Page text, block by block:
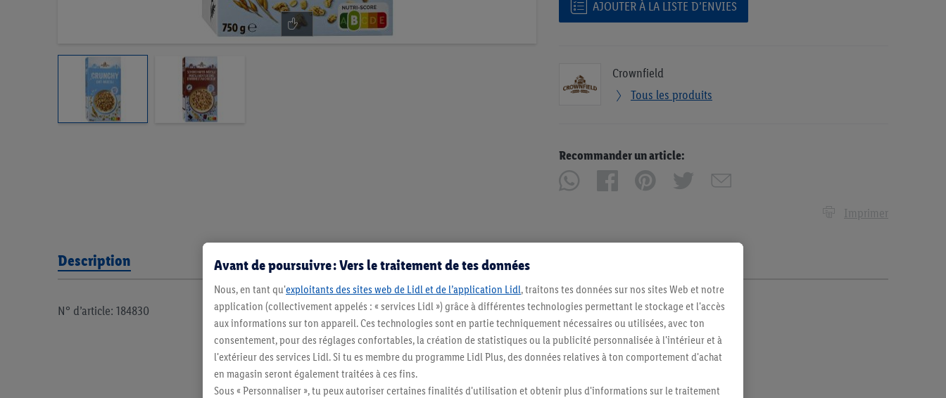
AJOUTER À LA LISTE D’ENVIES
Crownfield
Tous les produits
Recommander un article:
Imprimer
Description
N° d’article: 184830
Avant de poursuivre : Vers le traitement de tes données
Nous, en tant qu'exploitants des sites web de Lidl et de l’application Lidl, traitons tes données sur nos sites Web et notre
application (collectivement appelés : « services Lidl ») grâce à différentes technologies permettant le stockage et l'accès
aux informations sur ton appareil. Ces technologies sont en partie techniquement nécessaires ou utilisées, avec ton
consentement, pour des réglages confortables, la création de statistiques ou la publicité personnalisée à l'intérieur et à
l'extérieur des services Lidl. Si tu es membre du programme Lidl Plus, des données relatives à ton comportement d'achat
en magasin seront également traitées à ces fins.
Sous « Personnaliser », tu peux autoriser certaines finalités d'utilisation et obtenir plus d'informations sur le traitement